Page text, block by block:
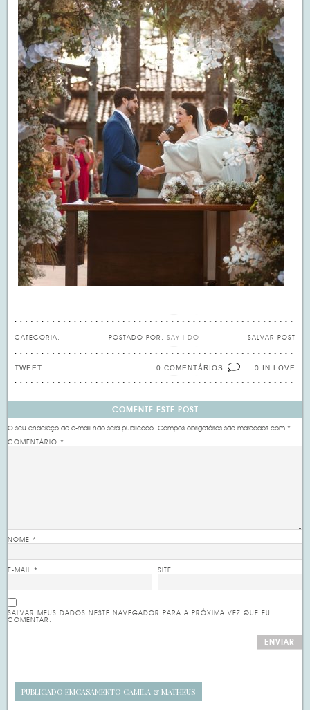
CATEGORIA: SALVAR POST
POSTADO POR: SAY I DO
0 IN LOVE
0 COMENTÁRIOS
TWEET
COMENTE ESTE POST
O seu endereço de e-mail não será publicado. Campos obrigatórios são marcados com*
COMENTÁRIO*
NOME*
E-MAIL* SITE
SALVAR MEUS DADOS NESTE NAVEGADOR PARA A PRÓXIMA VEZ QUE EU
COMENTAR.
PUBLICADO EMCASAMENTO CAMILA & MATHEUS